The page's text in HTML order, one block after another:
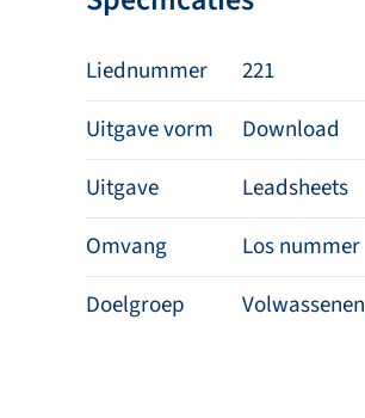
Liednummer
221
Uitgave vorm
Download
Uitgave
Leadsheets
Omvang
Los nummer
Doelgroep
Volwassenen